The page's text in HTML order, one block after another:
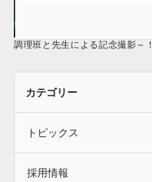
調理班と先生による記念撮影～！
カテゴリー
トピックス
採用情報